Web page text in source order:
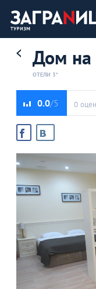
Дом на
ОТЕЛИ 3*
0.0 0